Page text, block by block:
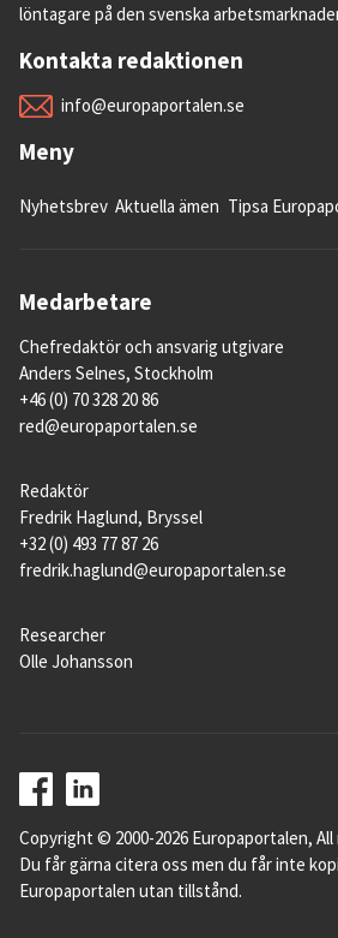
löntagare på den svenska
Kontakta redaktionen
info@europaportalen.se
Meny
Nyhetsbrev Aktuella ämen Tipsa
Medarbetare
Chefredaktör och ansvarig utgivare
Anders Selnes, Stockholm
+46 (0) 70 328 20 86
red@europaportalen.se
Redaktör
Fredrik Haglund, Bryssel
+32 (0) 493 77 87 26
fredrik.haglund@europaportalen.se
Researcher
Olle Johansson
Copyright © 2000-2026 Europaportalen,
Du får gärna citera oss men du får inte
Europaportalen utan tillstånd.